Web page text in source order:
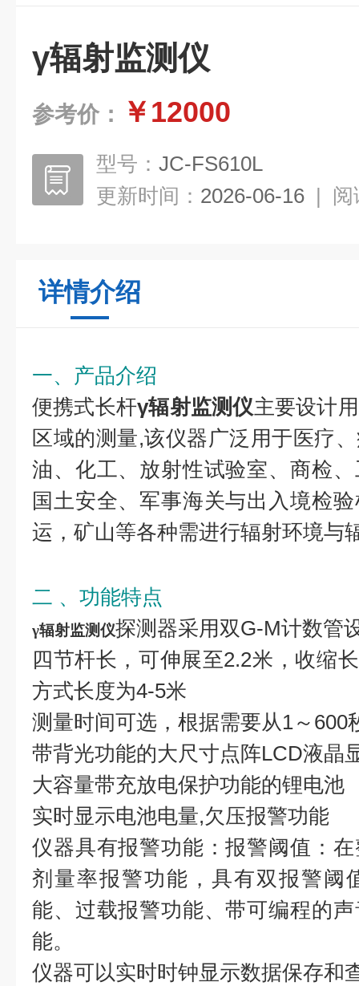
γ辐射监测仪
参考价： ￥12000
型号： JC-FS610L
更新时间： 2026-06-16 | 阅
详情介绍
一、产品介绍
便携式长杆γ辐射监测仪主要设计
区域的测量,该仪器广泛用于医疗
油、化工、放射性试验室、商检
国土安全、军事海关与出入境检
运，矿山等各种需进行辐射环境与
二 、功能特点
γ辐射监测仪探测器采用双G-M计数管
四节杆长，可伸展至2.2米，收缩
方式长度为4-5米
测量时间可选，根据需要从1～600
带背光功能的大尺寸点阵LCD液晶
大容量带充放电保护功能的锂电池
实时显示电池电量,欠压报警功能
仪器具有报警功能：报警阈值：
剂量率报警功能，具有双报警阈
能、过载报警功能、带可编程的
能。
仪器可以实时时钟显示数据保存和